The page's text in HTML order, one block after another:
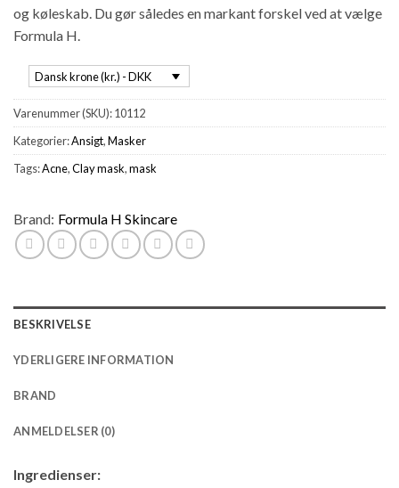
og køleskab. Du gør således en markant forskel ved at vælge
Formula H.
Dansk krone (kr.) - DKK
Varenummer (SKU):10112
Kategorier:Ansigt,Masker
Tags:Acne,Clay mask,mask
Brand: Formula H Skincare
BESKRIVELSE
YDERLIGERE INFORMATION
BRAND
ANMELDELSER (0)
Ingredienser: